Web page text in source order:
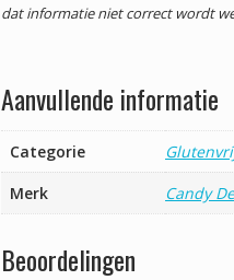
dat informatie niet correct wordt
Aanvullende informatie
Categorie
Merk
Candy
Beoordelingen